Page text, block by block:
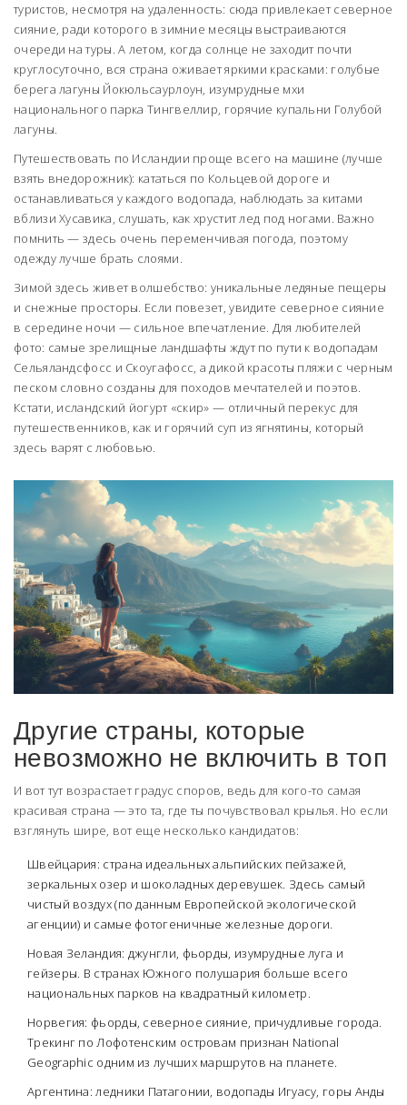
туристов, несмотря на удаленность: сюда привлекает северное
сияние, ради которого в зимние месяцы выстраиваются
очереди на туры. А летом, когда солнце не заходит почти
круглосуточно, вся страна оживает яркими красками: голубые
берега лагуны Йокюльсаурлоун, изумрудные мхи
национального парка Тингвеллир, горячие купальни Голубой
лагуны.
Путешествовать по Исландии проще всего на машине (лучше
взять внедорожник): кататься по Кольцевой дороге и
останавливаться у каждого водопада, наблюдать за китами
вблизи Хусавика, слушать, как хрустит лед под ногами. Важно
помнить — здесь очень переменчивая погода, поэтому
одежду лучше брать слоями.
Зимой здесь живет волшебство: уникальные ледяные пещеры
и снежные просторы. Если повезет, увидите северное сияние
в середине ночи — сильное впечатление. Для любителей
фото: самые зрелищные ландшафты ждут по пути к водопадам
Сельяландсфосс и Скоугафосс, а дикой красоты пляжи с черным
песком словно созданы для походов мечтателей и поэтов.
Кстати, исландский йогурт «скир» — отличный перекус для
путешественников, как и горячий суп из ягнятины, который
здесь варят с любовью.
Другие страны, которые
невозможно не включить в топ
И вот тут возрастает градус споров, ведь для кого-то самая
красивая страна — это та, где ты почувствовал крылья. Но если
взглянуть шире, вот еще несколько кандидатов:
Швейцария: страна идеальных альпийских пейзажей,
зеркальных озер и шоколадных деревушек. Здесь самый
чистый воздух (по данным Европейской экологической
агенции) и самые фотогеничные железные дороги.
Новая Зеландия: джунгли, фьорды, изумрудные луга и
гейзеры. В странах Южного полушария больше всего
национальных парков на квадратный километр.
Норвегия: фьорды, северное сияние, причудливые города.
Трекинг по Лофотенским островам признан National
Geographic одним из лучших маршрутов на планете.
Аргентина: ледники Патагонии, водопады Игуасу, горы Анды